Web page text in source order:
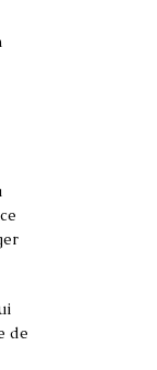
de